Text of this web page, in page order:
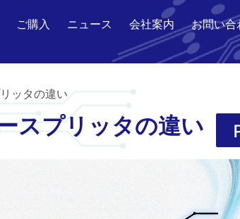
ご購入 ニュース 会社案内 お問い合
ッタの違い
スプリッタの違い